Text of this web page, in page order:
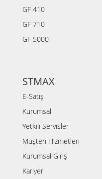
GF 410
GF 710
GF 5000
STMAX
E-Satış
Kurumsal
Yetkili Servisler
Müşteri Hizmetleri
Kurumsal Giriş
Kariyer